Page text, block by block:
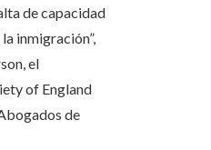
de capacidad
inmigración”,
el
of England
de